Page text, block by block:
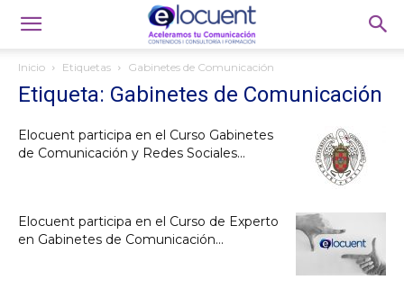
Inicio Etiquetas Gabinetes de Comunicación
Etiqueta: Gabinetes de Comunicación
Elocuent participa en el Curso Gabinetes
de Comunicación y Redes Sociales...
Elocuent participa en el Curso de Experto
en Gabinetes de Comunicación...